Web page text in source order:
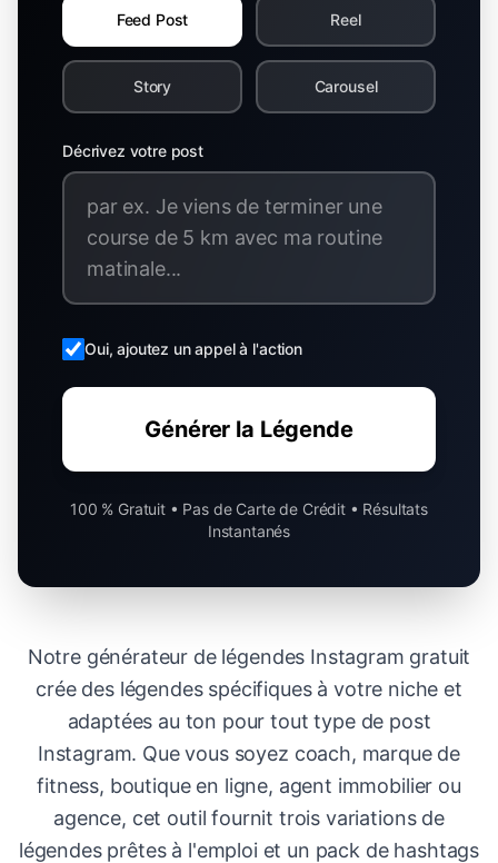
Feed Post Reel
Story Carousel
Décrivez votre post
Oui, ajoutez un appel à l'action
Générer la Légende
100 % Gratuit • Pas de Carte de Crédit • Résultats
Instantanés
Notre générateur de légendes Instagram gratuit
crée des légendes spécifiques à votre niche et
adaptées au ton pour tout type de post
Instagram. Que vous soyez coach, marque de
fitness, boutique en ligne, agent immobilier ou
agence, cet outil fournit trois variations de
légendes prêtes à l'emploi et un pack de hashtags